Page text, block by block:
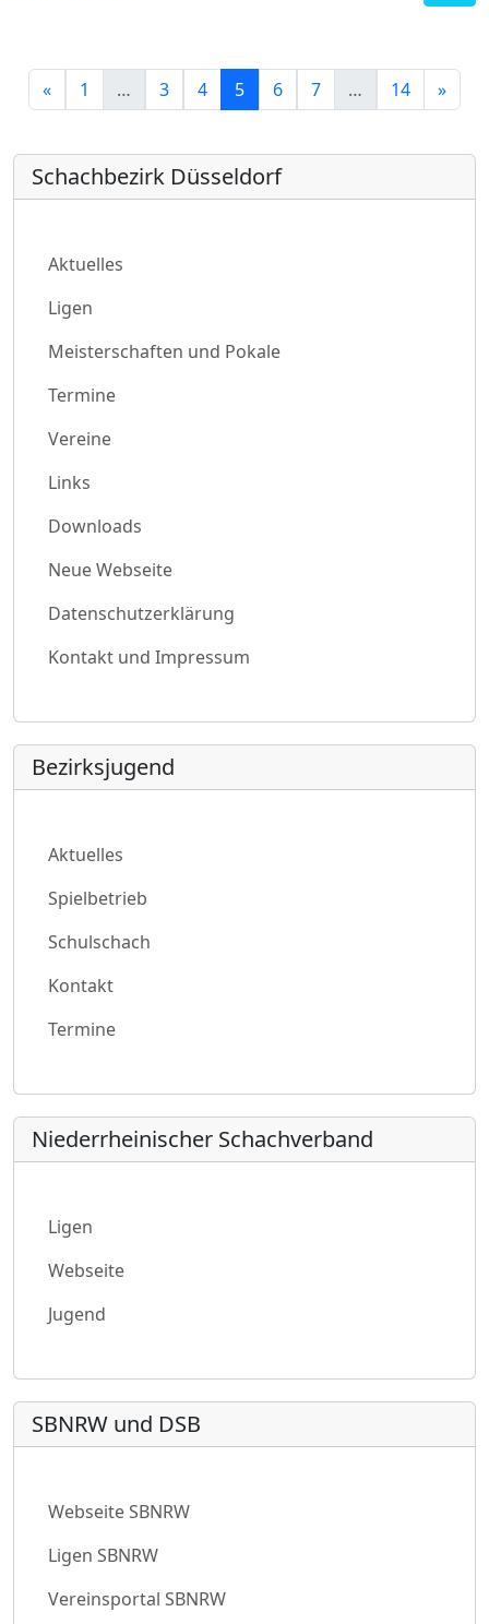
« 1 … 3 4 5(current)
6 7 … 14 »
Schachbezirk Düsseldorf
Aktuelles
Ligen
Meisterschaften und Pokale
Termine
Vereine
Links
Downloads
Neue Webseite
Datenschutzerklärung
Kontakt und Impressum
Bezirksjugend
Aktuelles
Spielbetrieb
Schulschach
Kontakt
Termine
Niederrheinischer Schachverband
Ligen
Webseite
Jugend
SBNRW und DSB
Webseite SBNRW
Ligen SBNRW
Vereinsportal SBNRW